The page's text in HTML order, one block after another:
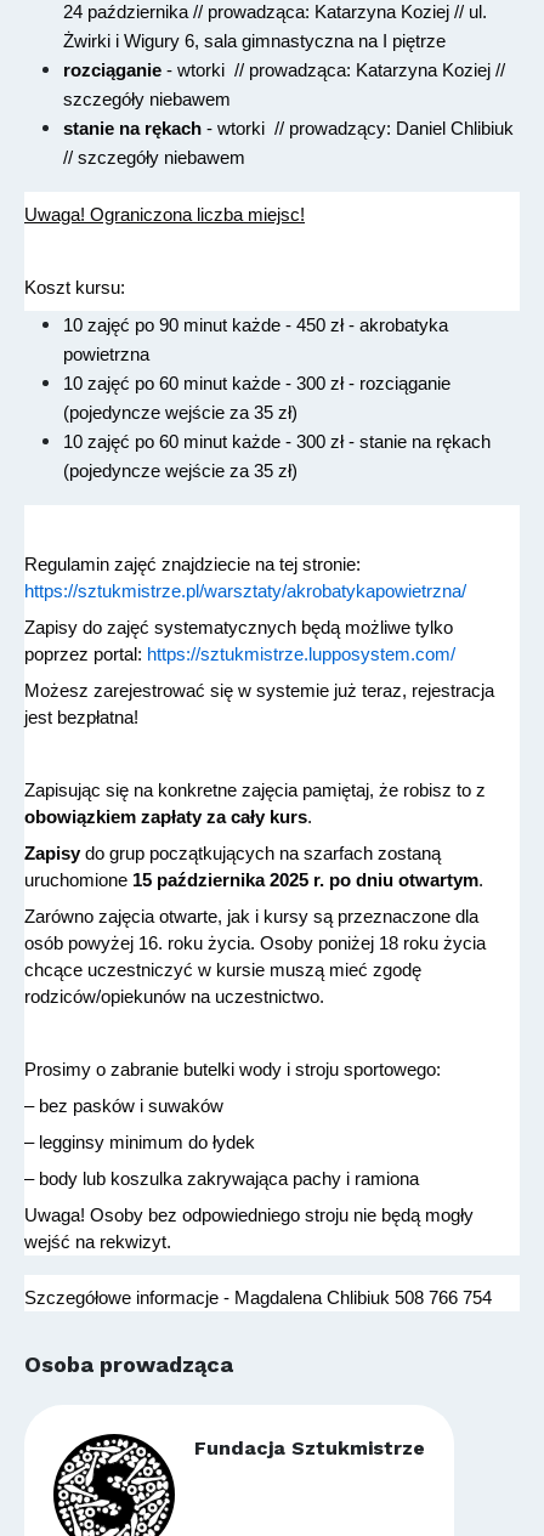
24 października // prowadząca: Katarzyna Koziej // ul.
Żwirki i Wigury 6, sala gimnastyczna na I piętrze
rozciąganie - wtorki // prowadząca: Katarzyna Koziej //
szczegóły niebawem
stanie na rękach - wtorki // prowadzący: Daniel Chlibiuk
// szczegóły niebawem
Uwaga! Ograniczona liczba miejsc!
Koszt kursu:
10 zajęć po 90 minut każde - 450 zł - akrobatyka
powietrzna
10 zajęć po 60 minut każde - 300 zł - rozciąganie
(pojedyncze wejście za 35 zł)
10 zajęć po 60 minut każde - 300 zł - stanie na rękach
(pojedyncze wejście za 35 zł)
https://sztukmistrze.pl/warsztaty/akrobatykapowietrzna/
Zapisy do zajęć systematycznych będą możliwe tylko
poprzez portal: https://sztukmistrze.lupposystem.com/
Możesz zarejestrować się w systemie już teraz, rejestracja
jest bezpłatna!
obowiązkiem zapłaty za cały kurs.
Zapisy do grup początkujących na szarfach zostaną
uruchomione 15 października 2025 r. po dniu otwartym.
Zarówno zajęcia otwarte, jak i kursy są przeznaczone dla
osób powyżej 16. roku życia. Osoby poniżej 18 roku życia
chcące uczestniczyć w kursie muszą mieć zgodę
rodziców/opiekunów na uczestnictwo.
Prosimy o zabranie butelki wody i stroju sportowego:
– bez pasków i suwaków
– legginsy minimum do łydek
– body lub koszulka zakrywająca pachy i ramiona
Uwaga! Osoby bez odpowiedniego stroju nie będą mogły
wejść na rekwizyt.
Szczegółowe informacje - Magdalena Chlibiuk 508 766 754
Osoba prowadząca
Fundacja Sztukmistrze